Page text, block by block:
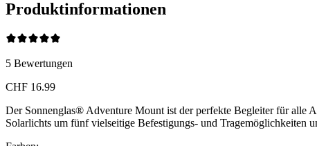
Produktinformationen
5 Bewertungen
CHF 16.99
Der Sonnenglas® Adventure Mount ist der perfekte Begleiter für alle
Solarlichts um fünf vielseitige Befestigungs- und Tragemöglichkeiten